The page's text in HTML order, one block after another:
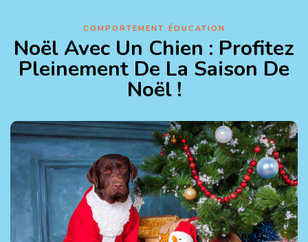
COMPORTEMENT , ÉDUCATION
Noël Avec Un Chien : Profitez
Pleinement De La Saison De
Noël !